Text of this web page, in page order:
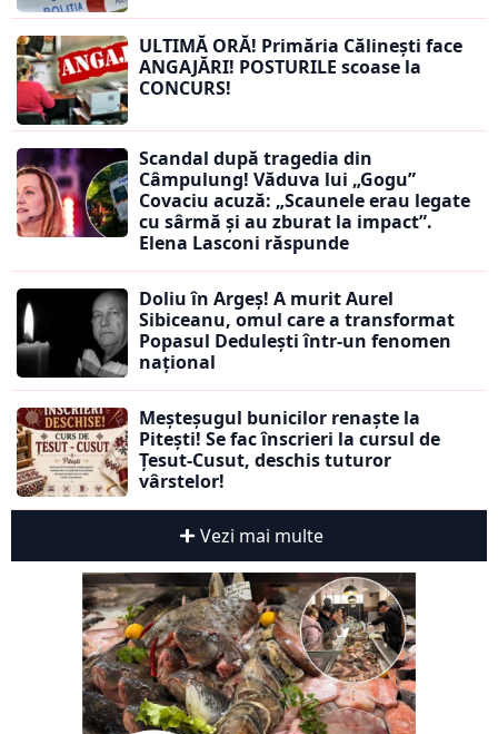
ULTIMĂ ORĂ! Primăria Călinești face
ANGAJĂRI! POSTURILE scoase la
CONCURS!
Scandal după tragedia din
Câmpulung! Văduva lui „Gogu”
Covaciu acuză: „Scaunele erau legate
cu sârmă și au zburat la impact”.
Elena Lasconi răspunde
Doliu în Argeș! A murit Aurel
Sibiceanu, omul care a transformat
Popasul Dedulești într-un fenomen
național
Meșteșugul bunicilor renaște la
Pitești! Se fac înscrieri la cursul de
Țesut-Cusut, deschis tuturor
vârstelor!
Vezi mai multe